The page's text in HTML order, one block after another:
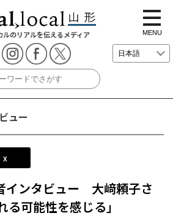
ルのリアルを伝えるメディア
t
o
g
g
e
i
i
MENU
ュー
X
インタビュー 大﨑頼子さ
る可能性を感じる」